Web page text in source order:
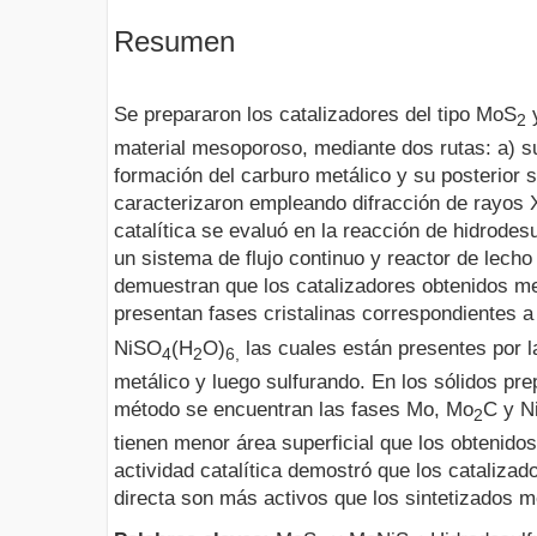
Resumen
Se prepararon los catalizadores del tipo MoS2
material mesoporoso, mediante dos rutas: a)
formación del carburo metálico y su posterior
caracterizaron empleando difracción de rayos
catalítica se evaluó en la reacción de
un sistema de flujo continuo y reactor de
demuestran que los catalizadores obtenidos
presentan fases cristalinas correspondientes
NiSO4(H2O)6,
las cuales están presentes por
metálico y luego sulfurando. En los sólidos
método se encuentran las fases Mo, Mo2C y
tienen menor área superficial que los
actividad catalítica demostró que los
directa son más activos que los sintetizados